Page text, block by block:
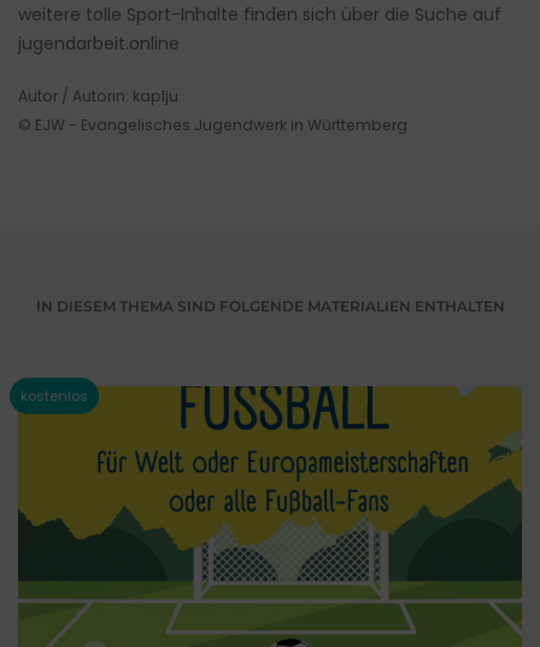
weitere tolle Sport-Inhalte finden sich über die Suche auf
jugendarbeit.online
Autor / Autorin: kaplju
© EJW - Evangelisches Jugendwerk in Württemberg
IN DIESEM THEMA SIND FOLGENDE MATERIALIEN ENTHALTEN